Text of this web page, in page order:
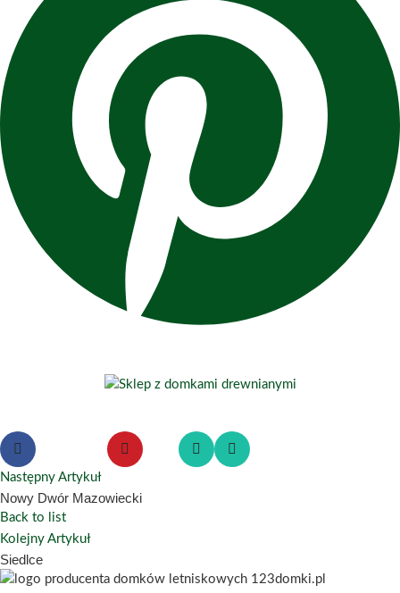
Następny Artykuł
Nowy Dwór Mazowiecki
Back to list
Kolejny Artykuł
Siedlce